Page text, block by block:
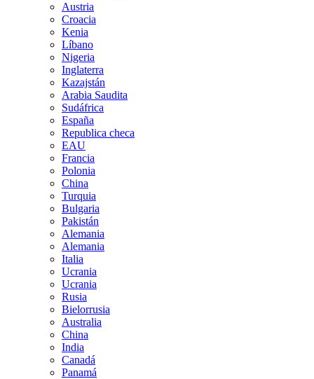
Austria
Croacia
Kenia
Líbano
Nigeria
Inglaterra
Kazajstán
Arabia Saudita
Sudáfrica
España
Republica checa
EAU
Francia
Polonia
China
Turquia
Bulgaria
Pakistán
Alemania
Alemania
Italia
Ucrania
Ucrania
Rusia
Bielorrusia
Australia
China
India
Canadá
Panamá